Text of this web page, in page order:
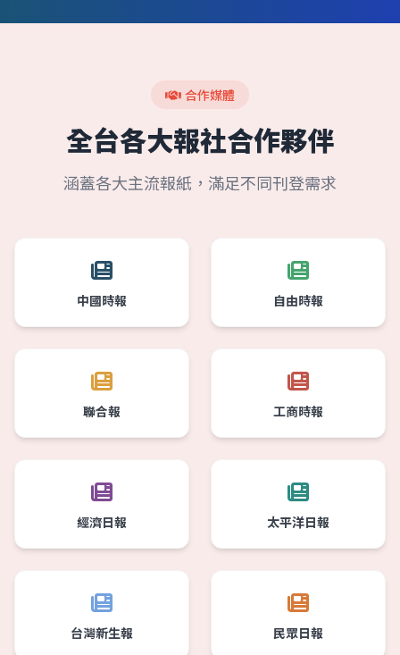
合作媒體
全台各大報社合作夥伴
涵蓋各大主流報紙，滿足不同刊登需求
中國時報 自由時報
聯合報 工商時報
經濟日報 太平洋日報
台灣新生報 民眾日報